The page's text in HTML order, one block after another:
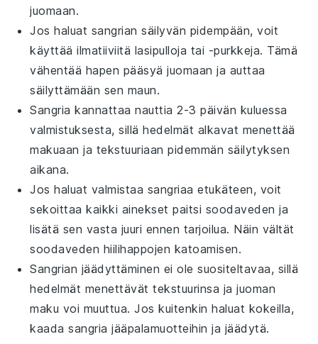
juomaan.
Jos haluat sangrian säilyvän pidempään, voit
käyttää ilmatiiviitä lasipulloja tai -purkkeja. Tämä
vähentää hapen pääsyä juomaan ja auttaa
säilyttämään sen maun.
Sangria kannattaa nauttia 2-3 päivän kuluessa
valmistuksesta, sillähedelmät alkavat menettää
makuaan ja tekstuuriaan pidemmän säilytyksen
aikana.
Jos haluat valmistaa sangriaa etukäteen, voit
sekoittaa kaikki ainekset paitsi soodaveden ja
lisätä sen vasta juuri ennen tarjoilua. Näin vältät
soodaveden hiilihappojen katoamisen.
Sangrian jäädyttäminen ei ole suositeltavaa, sillä
hedelmät menettävät tekstuurinsa ja juoman
maku voi muuttua. Jos kuitenkin haluat kokeilla,
kaada sangria jääpalamuotteihin ja jäädytä.